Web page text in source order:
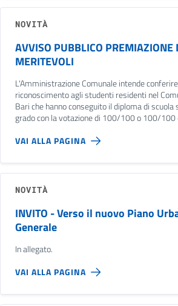
NOVITÀ
AVVISO PUBBLICO PREMIAZIONE
MERITEVOLI
L'Amministrazione Comunale intende
riconoscimento agli studenti residenti nel
Bari che hanno conseguito il diploma di scuola
grado con la votazione di 100/100 o 100/100
VAI ALLA PAGINA
NOVITÀ
INVITO - Verso il nuovo Piano
Generale
In allegato.
VAI ALLA PAGINA